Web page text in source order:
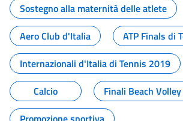
Sostegno alla maternità delle atlete
Aero Club d'Italia
ATP Finals di
Internazionali d'Italia di Tennis 2019
Calcio
Finali Beach Volley